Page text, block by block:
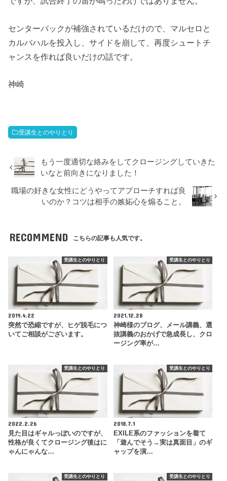
センターバックが補強されているだけので、マルセロと
カルバハルを投入し、サイドを崩して、再度シュートチ
ャンスを作れば良いだけの話です。
神崎
受講生とのやりとり
もう一度適切な絡みをしてクロージングしていきた
いなと前向きになりました！
職場の好きな女性にどうやってアプローチすれば良
いのか？コツは相手の嫉妬心を煽ること。
RECOMMEND こちらの記事も人気です。
受講生とのやりとり
2019.4.22
突然で恐縮ですが、ヒゲ脱毛につ
いてご相談がございます。
受講生とのやりとり
2021.12.28
神崎様のブログ、メール講義、選
抜講義のおかげで急成長し、クロ
ージング率が…
受講生とのやりとり
2022.2.26
見た目はギャルっぽいのですが、
性格が良くてクロージング後はに
ゃんにゃんな…
受講生とのやりとり
2018.7.1
EXILE系のファッションを着て
「遊んでそう→実は真面目」のギ
ャップを演…
受講生とのやりとり 受講生とのやりとり